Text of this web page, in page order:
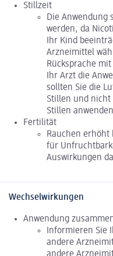
Stillzeit
Die Anwendung
werden, da
Ihr Kind
Arzneimittel
Rücksprache
Ihr Arzt die
sollten Sie die
Stillen und nicht
Stillen
Fertilität
Rauchen erhöht
für
Auswirkungen
Wechselwirkungen
Anwendung
Informieren Sie
andere
andere